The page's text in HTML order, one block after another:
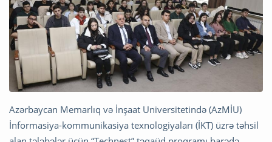
Azərbaycan Memarlıq və İnşaat Universitetində (AzMİU)
İnformasiya-kommunikasiya texnologiyaları (İKT) üzrə təhsil